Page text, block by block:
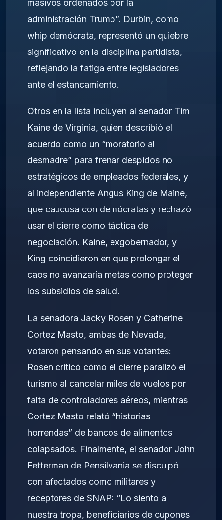
masivos ordenados por la
administración Trump”. Durbin, como
whip demócrata, representó un quiebre
significativo en la disciplina partidista,
reflejando la fatiga entre legisladores
ante el estancamiento.
Otros en la lista incluyen al senador Tim
Kaine de Virginia, quien describió el
acuerdo como un “moratorio al
desmadre” para frenar despidos no
estratégicos de empleados federales, y
al independiente Angus King de Maine,
que caucusa con demócratas y rechazó
usar el cierre como táctica de
negociación. Kaine, exgobernador, y
King coincidieron en que prolongar el
caos no avanzaría metas como proteger
los subsidios de salud.
La senadora Jacky Rosen y Catherine
Cortez Masto, ambas de Nevada,
votaron pensando en sus votantes:
Rosen criticó cómo el cierre paralizó el
turismo al cancelar miles de vuelos por
falta de controladores aéreos, mientras
Cortez Masto relató “historias
horrendas” de bancos de alimentos
colapsados. Finalmente, el senador John
Fetterman de Pensilvania se disculpó
con afectados como militares y
receptores de SNAP: “Lo siento a
nuestra tropa, beneficiarios de cupones